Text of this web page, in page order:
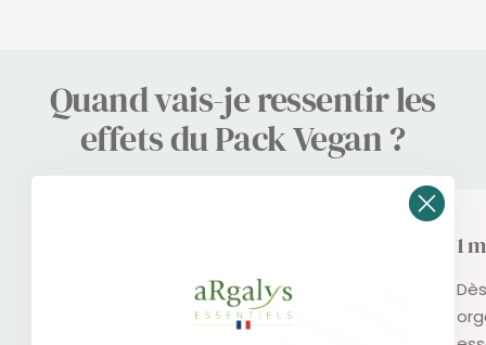
Quand vais-je ressentir les
effets du Pack Vegan ?
1